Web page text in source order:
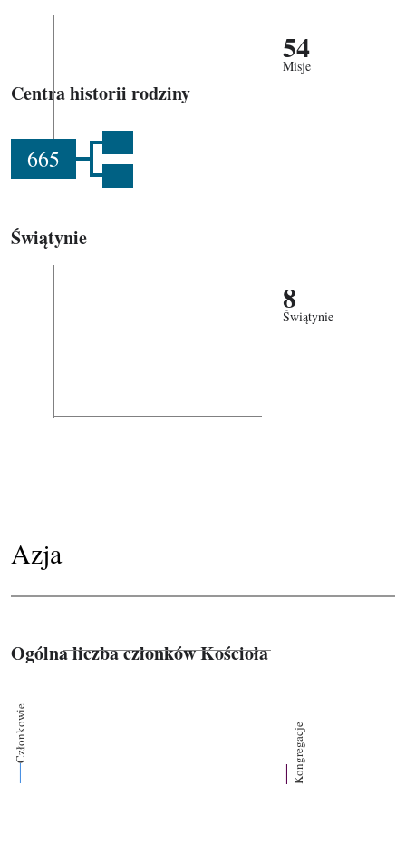
54
Misje
Centra historii rodziny
665
Świątynie
8
Świątynie
Azja
Ogólna liczba członków Kościoła
Członkowie Kongregacje